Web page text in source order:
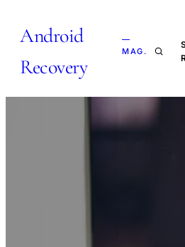
Android
Recovery
—
MAG.